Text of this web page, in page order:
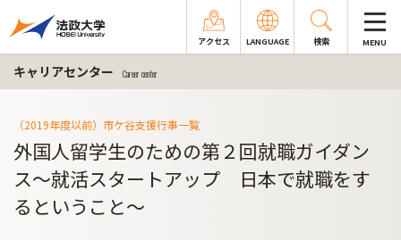
アクセス LANGUAGE 検索 MENU
キャリアセンター Career center
（2019年度以前）市ケ谷支援行事一覧
外国人留学生のための第２回就職ガイダン
ス～就活スタートアップ 日本で就職をす
るということ～